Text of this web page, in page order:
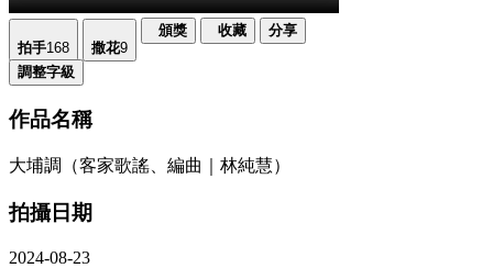
拍手168 撒花9
頒獎 收藏 分享
調整字級
作品名稱
大埔調（客家歌謠、編曲｜林純慧）
拍攝日期
2024-08-23